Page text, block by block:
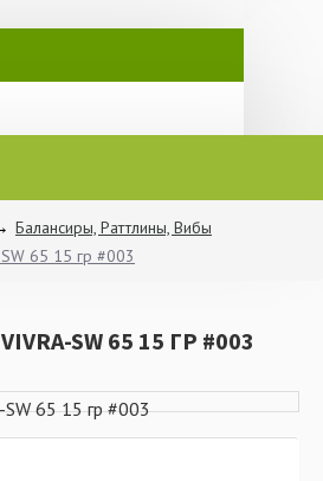
Балансиры, Раттлины, Вибы
65 15 гр #003
SW 65 15 ГР #003